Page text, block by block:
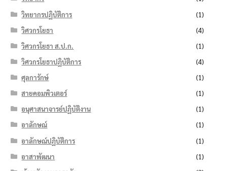
วิทยากรปฏิบัติการ
(1)
วิศวกรโยธา
(4)
วิศวกรโยธา ส.ป.ก.
(1)
วิศวกรโยธาปฏิบัติการ
(4)
ศุลการักษ์
(1)
สายคอมพิวเตอร์
(1)
อนุศาสนาจารย์ปฏิบัติงาน
(1)
อาลักษณ์
(1)
อาลักษณ์ปฏิบัติการ
(1)
อาสาพัฒนา
(1)